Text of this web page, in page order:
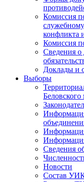
Комиссия
конфликта
Комиссия
Сведения о
Доклады и
Выборы
Сведения
Новости
Состав